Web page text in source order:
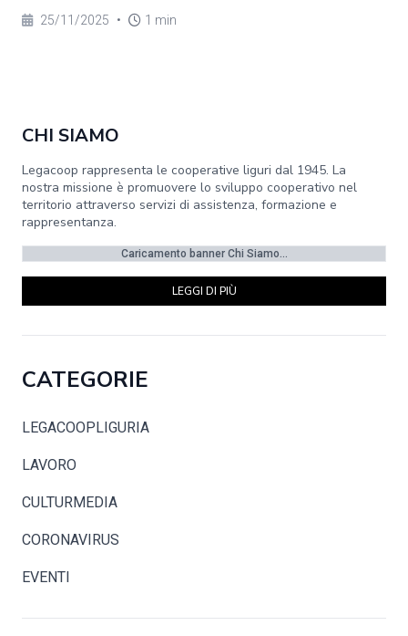
25/11/2025 • 1 min
CHI SIAMO
Legacoop rappresenta le cooperative liguri dal 1945. La
nostra missione è promuovere lo sviluppo cooperativo nel
territorio attraverso servizi di assistenza, formazione e
rappresentanza.
Caricamento banner Chi Siamo...
LEGGI DI PIÙ
CATEGORIE
LEGACOOPLIGURIA
LAVORO
CULTURMEDIA
CORONAVIRUS
EVENTI